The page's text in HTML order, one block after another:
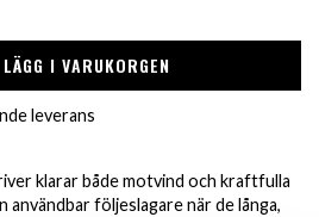
LÄGG I VARUKORGEN
leverans
klarar både motvind och kraftfulla
användbar följeslagare när de långa,